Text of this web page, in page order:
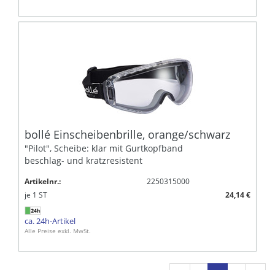
bollé Einscheibenbrille, orange/schwarz
"Pilot", Scheibe: klar mit Gurtkopfband
beschlag- und kratzresistent
Artikelnr.:
2250315000
je 1 ST 24,14 €
ca. 24h-Artikel
Alle Preise exkl. MwSt.